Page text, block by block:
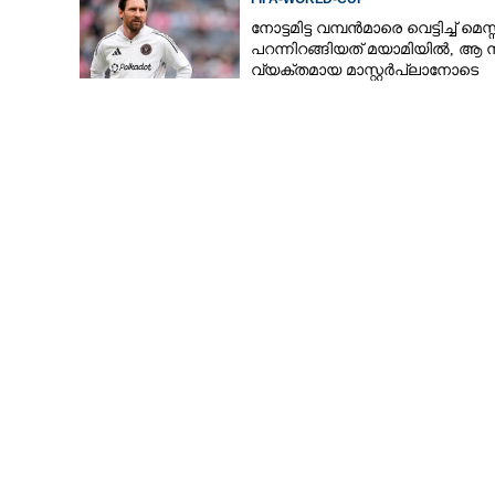
നോട്ടമിട്ട വമ്പന്‍മാരെ വെട്ടിച്ച്
പറന്നിറങ്ങിയത് മയാമിയില്‍, ആ
വ്യക്തമായ മാസ്റ്റര്‍പ്ലാനോടെ